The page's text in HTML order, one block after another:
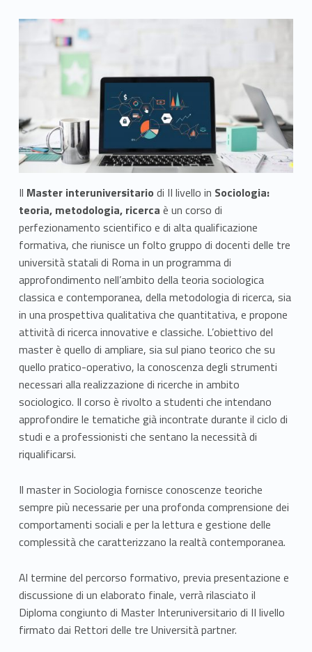
g
:
t
e
o
r
i
a
,
m
e
t
o
d
o
l
o
i
a
Il Master interuniversitario di II livello in Sociologia:
teoria, metodologia, ricerca è un corso di
perfezionamento scientifico e di alta qualificazione
formativa, che riunisce un folto gruppo di docenti delle tre
università statali di Roma in un programma di
approfondimento nell’ambito della teoria sociologica
classica e contemporanea, della metodologia di ricerca, sia
in una prospettiva qualitativa che quantitativa, e propone
attività di ricerca innovative e classiche. L’obiettivo del
master è quello di ampliare, sia sul piano teorico che su
quello pratico-operativo, la conoscenza degli strumenti
necessari alla realizzazione di ricerche in ambito
sociologico. Il corso è rivolto a studenti che intendano
approfondire le tematiche già incontrate durante il ciclo di
studi e a professionisti che sentano la necessità di
riqualificarsi.
Il master in Sociologia fornisce conoscenze teoriche
sempre più necessarie per una profonda comprensione dei
comportamenti sociali e per la lettura e gestione delle
complessità che caratterizzano la realtà contemporanea.
Al termine del percorso formativo, previa presentazione e
discussione di un elaborato finale, verrà rilasciato il
Diploma congiunto di Master Interuniversitario di II livello
firmato dai Rettori delle tre Università partner.